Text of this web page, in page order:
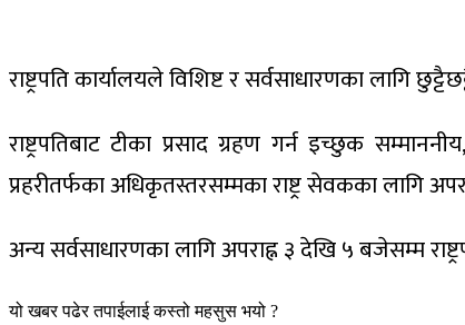
राष्ट्रपति कार्यालयले विशिष्ट र सर्वसाधारणका लागि
राष्ट्रपतिबाट टीका प्रसाद ग्रहण गर्न इच्छुक
प्रहरीतर्फका अधिकृतस्तरसम्मका राष्ट्र सेवकका लागि
अन्य सर्वसाधारणका लागि अपराह्न ३ देखि ५ बजेसम्म
यो खबर पढेर तपाईलाई कस्तो महसुस भयो ?